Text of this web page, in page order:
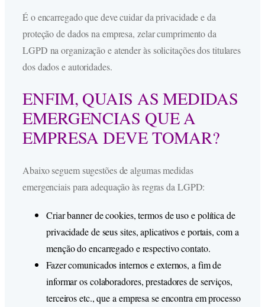
É o encarregado que deve cuidar da privacidade e da
proteção de dados na empresa, zelar cumprimento da
LGPD na organização e atender às solicitações dos titulares
dos dados e autoridades.
ENFIM, QUAIS AS MEDIDAS
EMERGENCIAS QUE A
EMPRESA DEVE TOMAR?
Abaixo seguem sugestões de algumas medidas
emergenciais para adequação às regras da LGPD:
Criar banner de cookies, termos de uso e política de
privacidade de seus sites, aplicativos e portais, com a
menção do encarregado e respectivo contato.
Fazer comunicados internos e externos, a fim de
informar os colaboradores, prestadores de serviços,
terceiros etc., que a empresa se encontra em processo